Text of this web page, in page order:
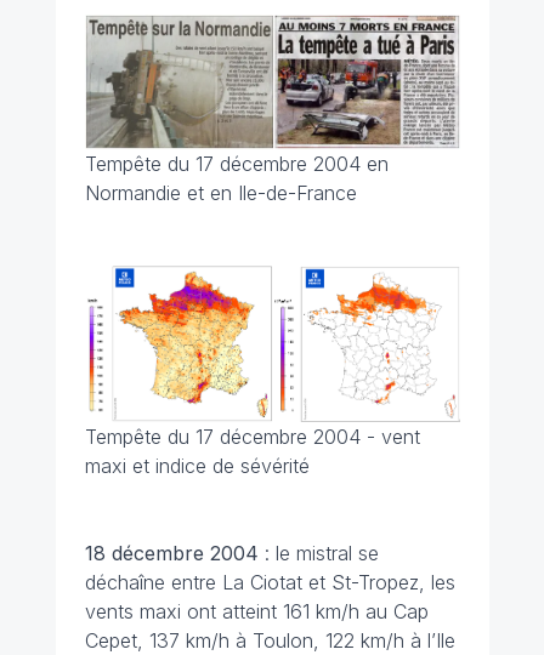
Tempête du 17 décembre 2004 en
Normandie et en Ile-de-France
Tempête du 17 décembre 2004 - vent
maxi et indice de sévérité
18 décembre 2004 : le mistral se
déchaîne entre La Ciotat et St-Tropez, les
vents maxi ont atteint 161 km/h au Cap
Cepet, 137 km/h à Toulon, 122 km/h à l’Ile